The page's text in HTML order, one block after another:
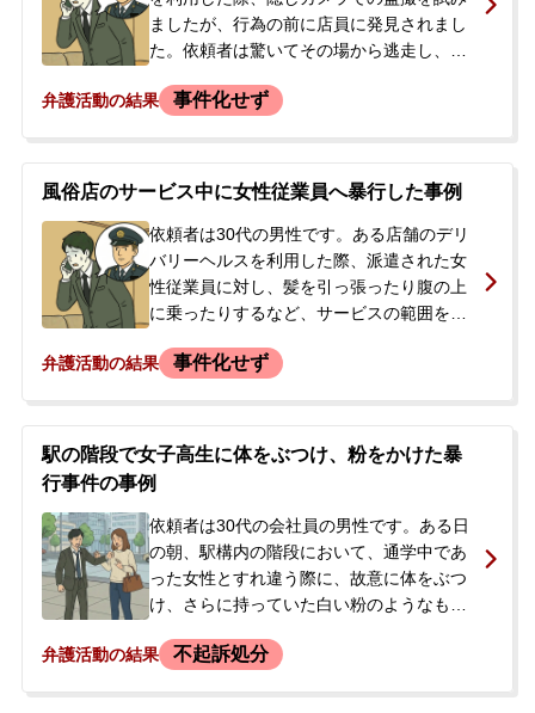
ましたが、行為の前に店員に発見されまし
た。依頼者は驚いてその場から逃走し、盗
した。その後、店側から「連絡をしなけれ
所に相談されました。依頼者は盗撮が発覚
して逃げたと説明しましたが、被害者側は
「盗撮が発覚した後、依頼者に殴る蹴るの
暴行を受けた」と主張しており、双方の言
い分に食い違いがありました。警察による
と、被害届が受理される直前の状況でし
弁護活動の結果 事件化せず
風俗店のサービス中に女性従業員へ暴行した事例
依頼者は30代の男性です。ある店舗のデリ
バリーヘルスを利用した際、派遣された女
性従業員に対し、髪を引っ張ったり腹の上
に乗ったりするなど、サービスの範囲を超
店側から連絡があり、免許証などの写真を
ら今回は不問にする」と告げられました。
依頼者はこれを機に店との関係を断ち、問
題を解決したいと考え、また家族や会社に
知られることを恐れていました。ペナルテ
ィとして要望された店利用料に相当する金
額を示談金として支払って解決できないか
と考え、当事務所に相談、依頼されまし
弁護活動の結果 事件化せず
駅の階段で女子高生に体をぶつけ、粉をかけた暴
行事件の事例
依頼者は30代の会社員の男性です。ある日
の朝、駅構内の階段において、通学中であ
った女性とすれ違う際に、故意に体をぶつ
け、さらに持っていた白い粉のようなもの
えたとされました。この件で男性は暴行の
弁護活動の結果 不起訴処分